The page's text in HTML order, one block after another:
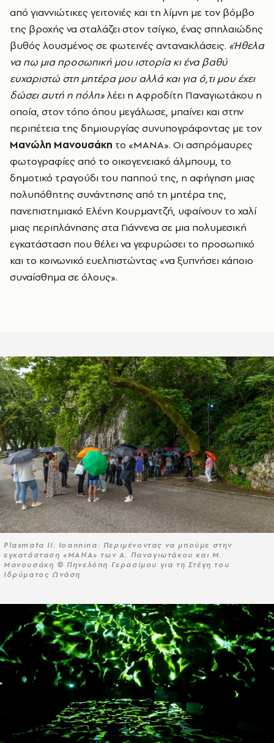
από γιαννιώτικες γειτονιές και τη λίμνη με τον βόμβο
της βροχής να σταλάζει στον τσίγκο, ένας σπηλαιώδης
βυθός λουσμένος σε φωτεινές αντανακλάσεις. «Ήθελα
να πω μια προσωπική μου ιστορία κι ένα βαθύ
ευχαριστώ στη μητέρα μου αλλά και για ό,τι μου έχει
δώσει αυτή η πόλη»λέει η Αφροδίτη Παναγιωτάκου η
οποία, στον τόπο όπου μεγάλωσε, μπαίνει και στην
περιπέτεια της δημιουργίας συνυπογράφοντας με τον
Μανώλη Μανουσάκη το «ΜΑΝΑ». Οι ασπρόμαυρες
φωτογραφίες από το οικογενειακό άλμπουμ, το
δημοτικό τραγούδι του παππού της, η αφήγηση μιας
πολυπόθητης συνάντησης από τη μητέρα της,
πανεπιστημιακό Ελένη Κουρμαντζή, υφαίνουν το χαλί
μιας περιπλάνησης στα Γιάννενα σε μια πολυμεσική
εγκατάσταση που θέλει να γεφυρώσει το προσωπικό
και το κοινωνικό ευελπιστώντας «να ξυπνήσει κάποιο
συναίσθημα σε όλους».
Plasmata II: Ioannina: Περιμένοντας να μπούμε στην
εγκατάσταση «ΜΑΝΑ» των Α. Παναγιωτάκου και Μ.
Μανουσάκη © Πηνελόπη Γερασίμου για τη Στέγη του
Ιδρύματος Ωνάση